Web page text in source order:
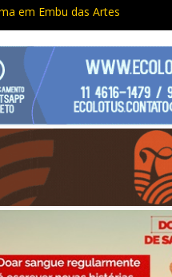
em Embu das Artes
gratuitos para Cotia e
porções de drogas no Jardim
e vias serão
de entorpecentes